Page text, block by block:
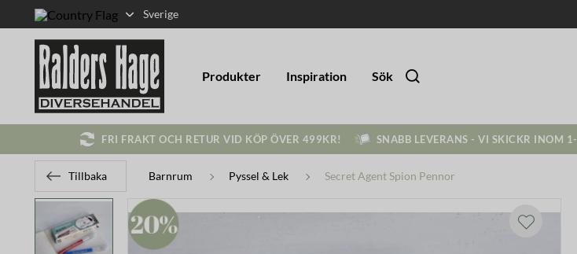
Sverige
Produkter Inspiration Sök
FRI FRAKT OCH RETUR VID KÖP ÖVER 499KR! SNABB LEVERANS - VI SKICKR INOM
Tillbaka Barnrum Pyssel & Lek Secret Agent Spion Pennor